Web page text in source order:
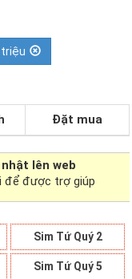
triệu
Đặt mua
lên web
để được trợ giúp
Sim Tứ Quý 2
Sim Tứ Quý 5